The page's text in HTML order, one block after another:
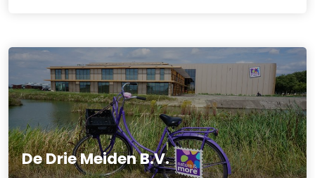
De Drie Meiden B.V.